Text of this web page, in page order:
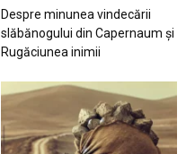
Despre minunea vindecării
slăbănogului din Capernaum și
Rugăciunea inimii